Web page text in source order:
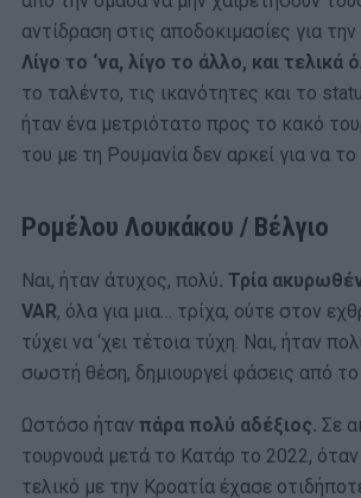
αντίδραση στις αποδοκιμασίες για
Λίγο το ‘να, λίγο το άλλο, και τελικά
το ταλέντο, τις ικανότητες και το
ήταν ένα μετριότατο προς το κακό
του με τη Ρουμανία δεν αρκεί για να
Ρομέλου Λουκάκου / Βέλγιο
Ναι, ήταν άτυχος, πολύ. Τρία
VAR, όλα για μια… τρίχα, ούτε στον
τύχει να ‘χει τέτοια τύχη. Ναι, ήταν
σωστή θέση, δημιουργεί φάσεις από το
Ωστόσο ήταν πάρα πολύ αδέξιος. Σε
τουρνουά μετά το Κατάρ το 2022,
τελικό με την Κροατία έχασε